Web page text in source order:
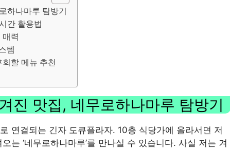
하나마루 탐방기
간 활용법
력
템
할 메뉴 추천
진 맛집, 네무로하나마루 탐방기
연결되는 긴자 도큐플라자. 10층 식당가에 올라서면 저
는 ‘네무로하나마루’를 만나실 수 있습니다. 사실 저는 겨